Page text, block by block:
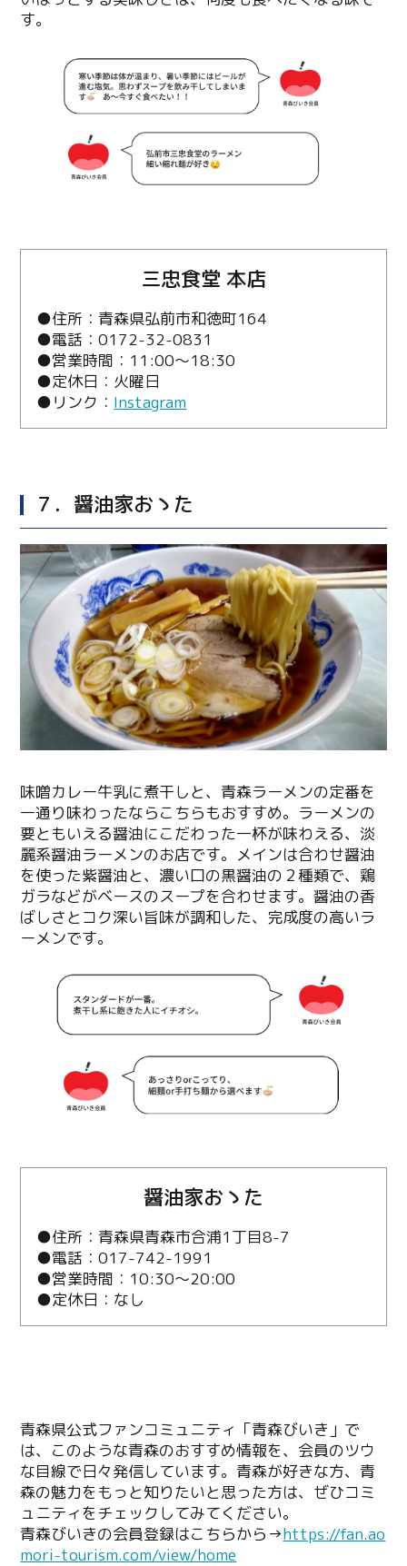
す。
三忠食堂 本店
●住所：青森県弘前市和徳町164
●電話：0172-32-0831
●営業時間：11:00～18:30
●定休日：火曜日
●リンク： Instagram
７．醤油家おゝた
味噌カレー牛乳に煮干しと、青森ラーメンの定番を
一通り味わったならこちらもおすすめ。ラーメンの
要ともいえる醤油にこだわった一杯が味わえる、淡
麗系醤油ラーメンのお店です。メインは合わせ醤油
を使った紫醤油と、濃い口の黒醤油の２種類で、鶏
ガラなどがベースのスープを合わせます。醤油の香
ばしさとコク深い旨味が調和した、完成度の高いラ
ーメンです。
醤油家おゝた
●住所：青森県青森市合浦1丁目8-7
●電話：017-742-1991
●営業時間：10:30～20:00
●定休日：なし
青森県公式ファンコミュニティ「青森びいき」で
は、このような青森のおすすめ情報を、会員のツウ
な目線で日々発信しています。青森が好きな方、青
森の魅力をもっと知りたいと思った方は、ぜひコミ
ュニティをチェックしてみてください。
青森びいきの会員登録はこちらから→https://fan.ao
mori-tourism.com/view/home